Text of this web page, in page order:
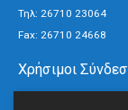
Τηλ: 26710 23064
Fax: 26710 24668
Χρήσιμοι